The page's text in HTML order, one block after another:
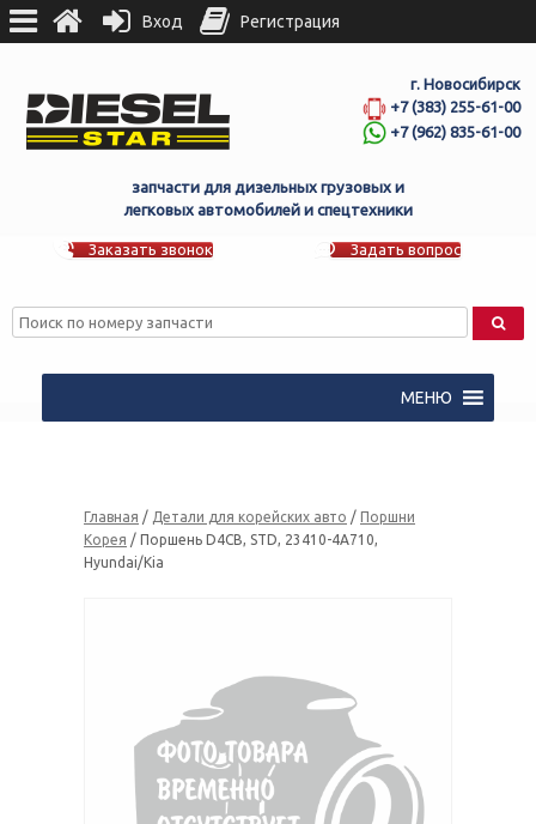
г. Новосибирск
+7 (383) 255-61-00
+7 (962) 835-61-00
запчасти для дизельных грузовых и
легковых автомобилей и спецтехники
Заказать звонок Задать вопрос
МЕНЮ
Главная / Детали для корейских авто / Поршни
Корея / Поршень D4CB, STD, 23410-4A710,
Hyundai/Kia
Вход Регистрация